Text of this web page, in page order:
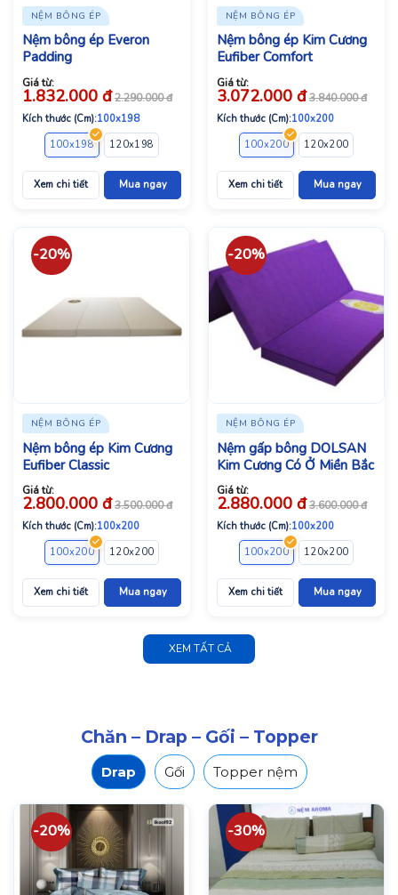
NỆM BÔNG ÉP
Nệm bông ép Everon
Padding
Giá từ:
1.832.000 đ 2.290.000đ
Kích thước (Cm):100x198
100x198
120x198 160x198 160x200
Xem chi tiết Mua ngay
NỆM BÔNG ÉP
Nệm bông ép Kim Cương
Eufiber Comfort
Giá từ:
3.072.000 đ 3.840.000đ
Kích thước (Cm):100x200
100x200
120x200
Xem chi tiết Mua ngay
-20%
NỆM BÔNG ÉP
Nệm bông ép Kim Cương
Eufiber Classic
Giá từ:
2.800.000 đ 3.500.000đ
Kích thước (Cm):100x200
100x200
120x200 160x200 180x200
Xem chi tiết Mua ngay
-20%
NỆM BÔNG ÉP
Nệm gấp bông DOLSAN
Kim Cương Có Ở Miền Bắc
Giá từ:
2.880.000 đ 3.600.000đ
Kích thước (Cm):100x200
100x200
120x200
Xem chi tiết Mua ngay
XEM TẤT CẢ
Chăn – Drap – Gối – Topper
Drap Gối Topper nệm
-20% -30%